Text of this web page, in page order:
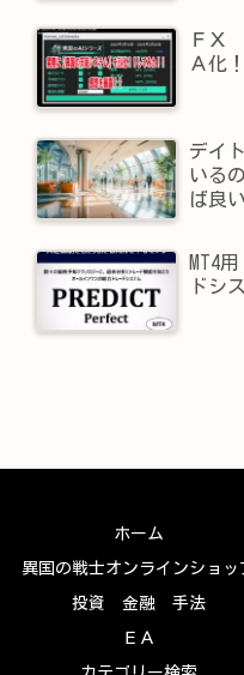
ＦＸ
Ａ化
デイ
いる
ば良
MT4
ドシ
ホーム
異国の戦士オンラインショッ
投資 金融 手法
ＥＡ